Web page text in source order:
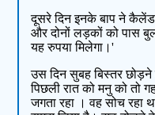
दूसरे दिन इनके बाप ने
और दोनों लड़कों को पास
यह रुपया मिलेगा।'
उस दिन सुबह बिस्तर छोड़ने
पिछली रात को मनु को तो
जगता रहा । वह सोच रहा